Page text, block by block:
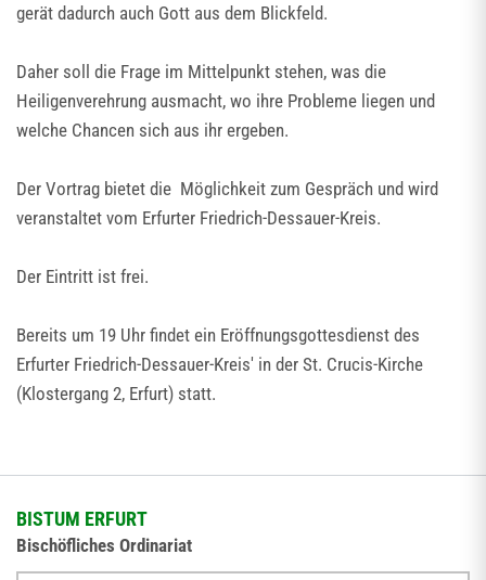
gerät dadurch auch Gott aus dem Blickfeld.
Daher soll die Frage im Mittelpunkt stehen, was die
Heiligenverehrung ausmacht, wo ihre Probleme liegen und
welche Chancen sich aus ihr ergeben.
Der Vortrag bietet die Möglichkeit zum Gespräch und wird
veranstaltet vom Erfurter Friedrich-Dessauer-Kreis.
Der Eintritt ist frei.
Bereits um 19 Uhr findet ein Eröffnungsgottesdienst des
Erfurter Friedrich-Dessauer-Kreis' in der St. Crucis-Kirche
(Klostergang 2, Erfurt) statt.
BISTUM ERFURT
Bischöfliches Ordinariat